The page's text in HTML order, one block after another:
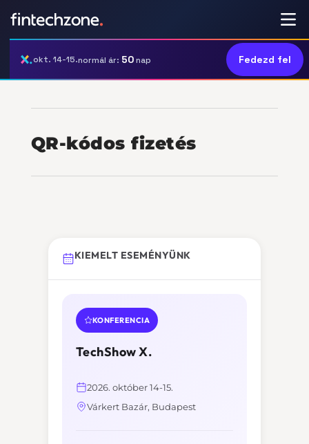
okt. 14-15.normál ár: 50nap Fedezd fel
QR-kódos fizetés
KIEMELT ESEMÉNYÜNK
KONFERENCIA
TechShow X.
2026. október 14-15.
Várkert Bazár, Budapest